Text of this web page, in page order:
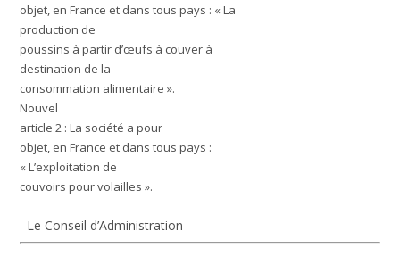
objet, en France et dans tous pays : « La
production de
poussins à partir d’œufs à couver à
destination de la
consommation alimentaire ».
Nouvel
article 2 :La société a pour
objet, en France et dans tous pays :
« L’exploitation de
couvoirs pour volailles ».
Le Conseil d’Administration